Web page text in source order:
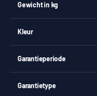
Gewicht in kg
Kleur
Garantieperiode
Garantietype